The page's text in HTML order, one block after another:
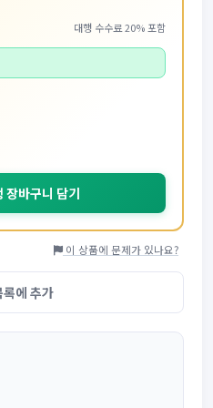
대행 수수료 20% 포함
장바구니 담기
이 상품에 문제가 있나요?
록에 추가